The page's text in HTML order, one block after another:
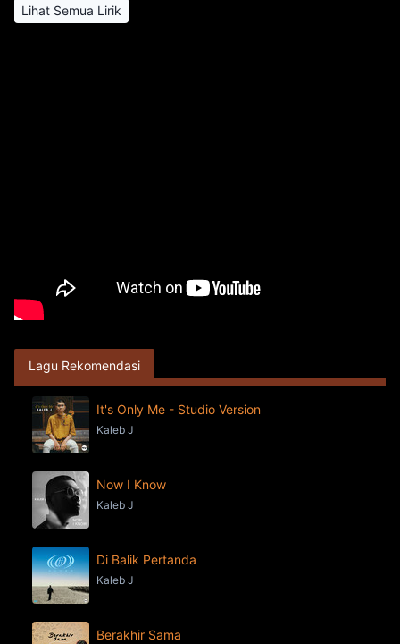
Lihat Semua Lirik
Lagu Rekomendasi
It's Only Me - Studio Version
Kaleb J
Now I Know
Kaleb J
Di Balik Pertanda
Kaleb J
Berakhir Sama